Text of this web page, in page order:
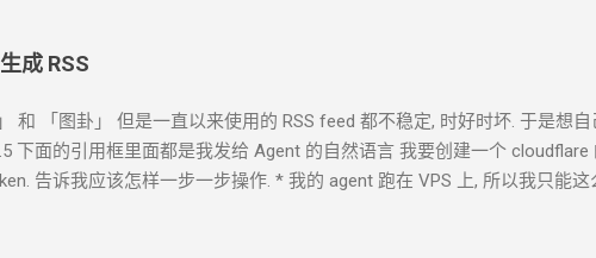
成 RSS
和 「图卦」 但是一直以来使用的 RSS feed 都不稳定, 时好时坏. 于是想
下面的引用框里面都是我发给 Agent 的自然语言 我要创建一个
告诉我应该怎样一步一步操作. * 我的 agent 跑在 VPS 上, 所以我只能